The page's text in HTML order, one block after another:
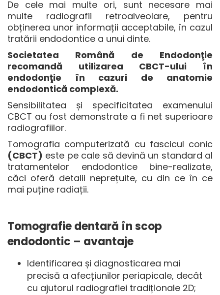
De cele mai multe ori, sunt necesare mai
multe radiografii retroalveolare, pentru
obținerea unor informații acceptabile, în cazul
tratării endodontice a unui dinte.
Societatea Română de Endodonţie
recomandă utilizarea CBCT-ului în
endodonţie în cazuri de anatomie
endodontică complexă.
Sensibilitatea și specificitatea examenului
CBCT au fost demonstrate a fi net superioare
radiografiilor.
Tomografia computerizată cu fascicul conic
(CBCT) este pe cale să devină un standard al
tratamentelor endodontice bine-realizate,
căci oferă detalii neprețuite, cu din ce în ce
mai puține radiații.
Tomografie dentară în scop
endodontic – avantaje
Identificarea și diagnosticarea mai
precisă a afecțiunilor periapicale, decât
cu ajutorul radiografiei tradiționale 2D;